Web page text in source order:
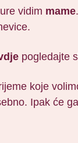
vidim mame
pogledajte
koje
Ipak će